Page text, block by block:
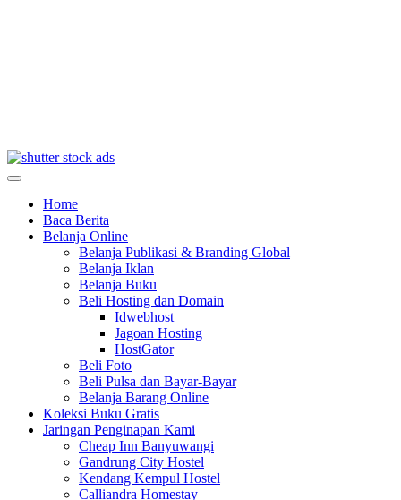
Home
Baca Berita
Belanja Online
Belanja Publikasi & Branding Global
Belanja Iklan
Belanja Buku
Beli Hosting dan Domain
Idwebhost
Jagoan Hosting
HostGator
Beli Foto
Beli Pulsa dan Bayar-Bayar
Belanja Barang Online
Koleksi Buku Gratis
Jaringan Penginapan Kami
Cheap Inn Banyuwangi
Gandrung City Hostel
Kendang Kempul Hostel
Calliandra Homestay